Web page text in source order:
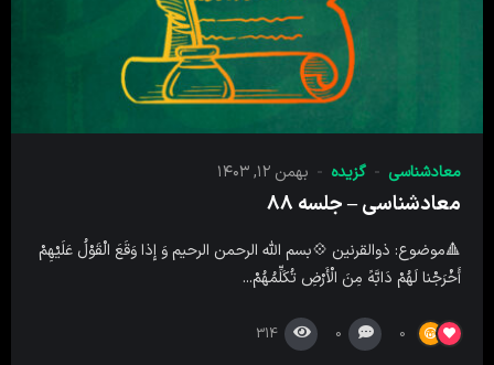
معادشناسی گزیده بهمن ۱۲, ۱۴۰۳
معادشناسی – جلسه ۸۸
🔺موضوع: ذوالقرنین 💠بسم الله الرحمن الرحیم وَ إِذا وَقَعَ الْقَوْلُ عَلَیْهِمْ
أَخْرَجْنا لَهُمْ دَابَّهً مِنَ الْأَرْضِ تُکَلِّمُهُمْ...
0
0
314